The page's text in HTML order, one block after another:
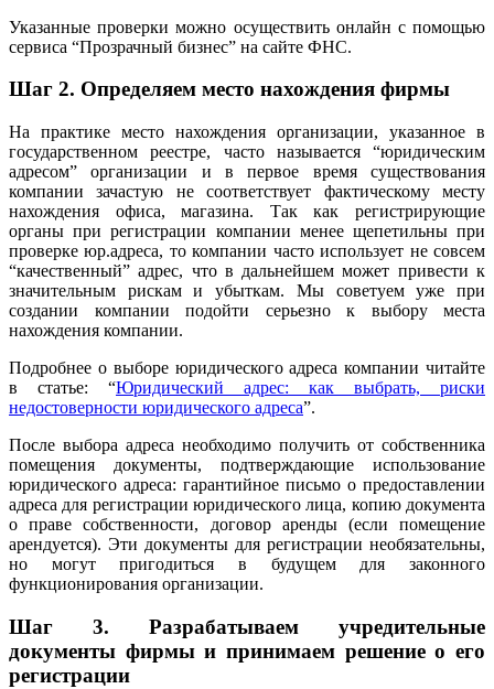
Указанные проверки можно осуществить онлайн с помощью
сервиса “Прозрачный бизнес” на сайте ФНС.
Шаг 2. Определяем место нахождения фирмы
На практике место нахождения организации, указанное в
государственном реестре, часто называется “юридическим
адресом” организации и в первое время существования
компании зачастую не соответствует фактическому месту
нахождения офиса, магазина. Так как регистрирующие
органы при регистрации компании менее щепетильны при
проверке юр.адреса, то компании часто использует не совсем
“качественный” адрес, что в дальнейшем может привести к
значительным рискам и убыткам. Мы советуем уже при
создании компании подойти серьезно к выбору места
нахождения компании.
Подробнее о выборе юридического адреса компании читайте
в статье: “Юридический адрес: как выбрать, риски
недостоверности юридического адреса”.
После выбора адреса необходимо получить от собственника
помещения документы, подтверждающие использование
юридического адреса: гарантийное письмо о предоставлении
адреса для регистрации юридического лица, копию документа
о праве собственности, договор аренды (если помещение
арендуется). Эти документы для регистрации необязательны,
но могут пригодиться в будущем для законного
функционирования организации.
Шаг 3. Разрабатываем учредительные
документы фирмы и принимаем решение о его
регистрации